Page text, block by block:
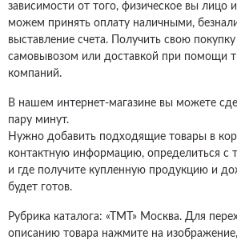
зависимости от того, физическое вы лицо
можем принять оплату наличными,
выставление счета. Получить свою
самовывозом или доставкой при помощи
компаний.
В нашем интернет-магазине вы можете
пару минут.
Нужно добавить подходящие товары в
контактную информацию, определиться с
и где получите купленную продукцию и
будет готов.
Рубрика каталога: «ТМТ» Москва. Для
описанию товара нажмите на